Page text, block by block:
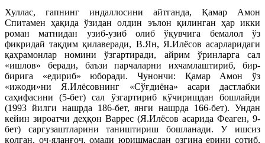
Хуллас, гапнинг индаллосини айтганда, Қамар Амон
Спитамен ҳақида ўзидан олдин эълон қилинган ҳар икки
роман матнидан узиб-узиб олиб ўқувчига бемалол ўз
фикридай тақдим қилаверади, В.Ян, Я.Илёсов асарларидаги
қаҳрамонлар номини ўзгартиради, айрим ўринларга сал
«ишлов» беради, баъзи парчаларни ихчамлаштириб, бир-
бирига «едириб» юборади. Чунончи: Қамар Амон ўз
«ижоди»ни Я.Илёсовнинг «Сўғдиёна» асари дастлабки
саҳифасини (5-бет) сал ўзгартириб кўчиришдан бошлайди
(1993 йилги нашрда 186-бет, янги нашрда 166-бет). Ундан
кейин зироатчи деҳқон Варрес (Я.Илёсов асарида Феаген, 9-
бет) саргузаштларини таништириш бошланади. У ишсиз
қолган, оч-яланғоч, омади юришмасдан озгина ерини сотиб,